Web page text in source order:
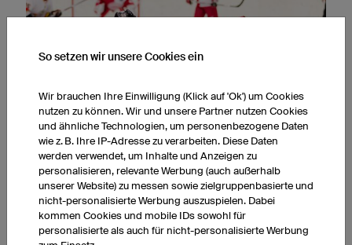
EISHOCKEY IST ERST SEIT 1904 EINE PROFESSIONELLE SPORTART,
VORHER GALT SIE ALS AMATEUR-SPORT.
So setzen wir unsere Cookies ein
Wir brauchen Ihre Einwilligung (Klick auf 'Ok') um Cookies
nutzen zu können. Wir und unsere Partner nutzen Cookies
und ähnliche Technologien, um personenbezogene Daten
wie z. B. Ihre IP-Adresse zu verarbeiten. Diese Daten
werden verwendet, um Inhalte und Anzeigen zu
personalisieren, relevante Werbung (auch außerhalb
unserer Website) zu messen sowie zielgruppenbasierte und
nicht-personalisierte Werbung auszuspielen. Dabei
kommen Cookies und mobile IDs sowohl für
personalisierte als auch für nicht-personalisierte Werbung